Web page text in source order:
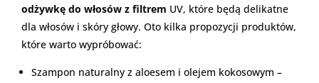
odżywkę do włosów z filtrem UV, które będą delikatne
dla włosów i skóry głowy. Oto kilka propozycji produktów,
które warto wypróbować:
Szampon naturalny z aloesem i olejem kokosowym –